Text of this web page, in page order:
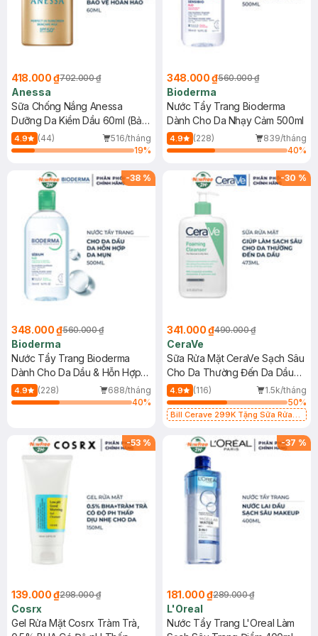
418.000 ₫702.000 ₫
Anessa
Sữa Chống Nắng Anessa
Dưỡng Da Kiềm Dầu 60ml (Bản
Mới)
4.9 (44)
516/tháng
19%
348.000 ₫560.000 ₫
Bioderma
Nước Tẩy Trang Bioderma
Dành Cho Da Nhạy Cảm 500ml
4.9 (228)
839/tháng
40%
-38 %
348.000 ₫560.000 ₫
Bioderma
Nước Tẩy Trang Bioderma
Dành Cho Da Dầu & Hỗn Hợp
500ml
4.9 (228)
688/tháng
40%
-30 %
341.000 ₫490.000 ₫
CeraVe
Sữa Rửa Mặt CeraVe Sạch Sâu
Cho Da Thường Đến Da Dầu
473ml
4.9 (116)
1.5k/tháng
50%
Bill Cerave 299K Tặng Sữa Rửa
-53 %
139.000 ₫298.000 ₫
Cosrx
Gel Rửa Mặt Cosrx Tràm Trà,
-37 %
181.000 ₫289.000 ₫
L'Oreal
Nước Tẩy Trang L'Oreal Làm